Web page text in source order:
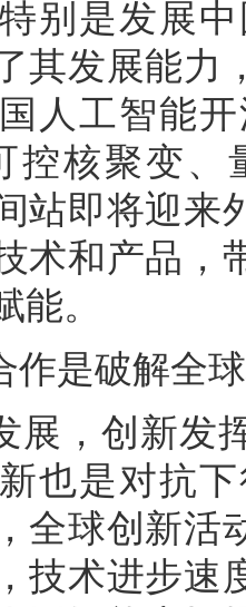
别是发展
其发展能力
人工智能
控核聚变
站即将迎来
术和产品，
能。
作是破解全
展，创新发
也是对抗
全球创新活
技术进步速